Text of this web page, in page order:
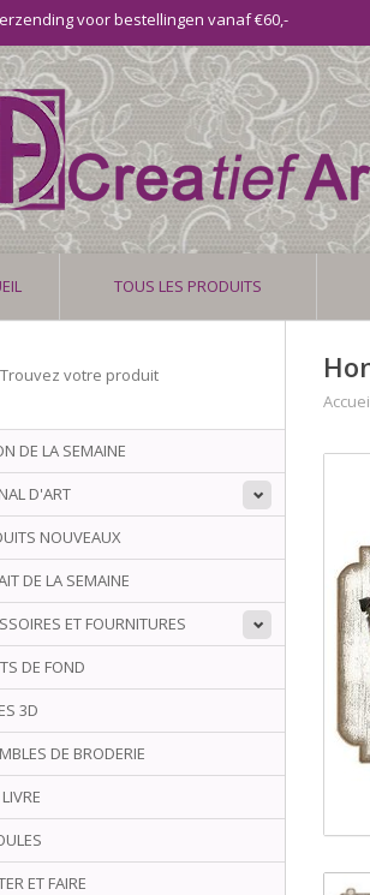
voor bestellingen vanaf €60,-
TOUS LES PRODUITS
DE LA SEMAINE
D'ART
NOUVEAUX
DE LA SEMAINE
ET FOURNITURES
DE FOND
3D
DE BRODERIE
ET FAIRE